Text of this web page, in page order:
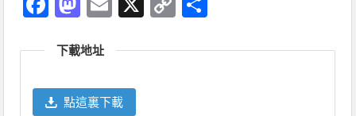
下載地址
點這裏下載